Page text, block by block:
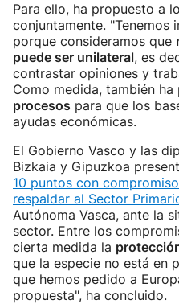
Para ello, ha propuesto a
conjuntamente. "Tenemos
porque consideramos que
puede ser unilateral, es
contrastar opiniones y
Como medida, también ha
procesos para que los
ayudas económicas.
El Gobierno Vasco y las
Bizkaia y Gipuzkoa
10 puntos con
respaldar al Sector
Autónoma Vasca, ante la
sector. Entre los
cierta medida la
que la especie no está en
que hemos pedido a
propuesta", ha concluido.